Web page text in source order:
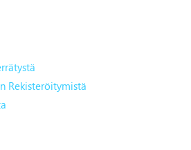
Rekisteröitymistä